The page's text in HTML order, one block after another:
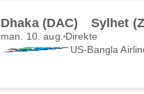
Dhaka (DAC) Sylhet
man. 10. aug. Direkte
US-Bangla